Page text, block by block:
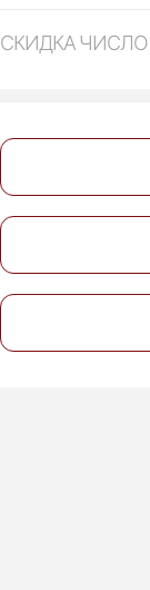
СКИДКА ЧИСЛО